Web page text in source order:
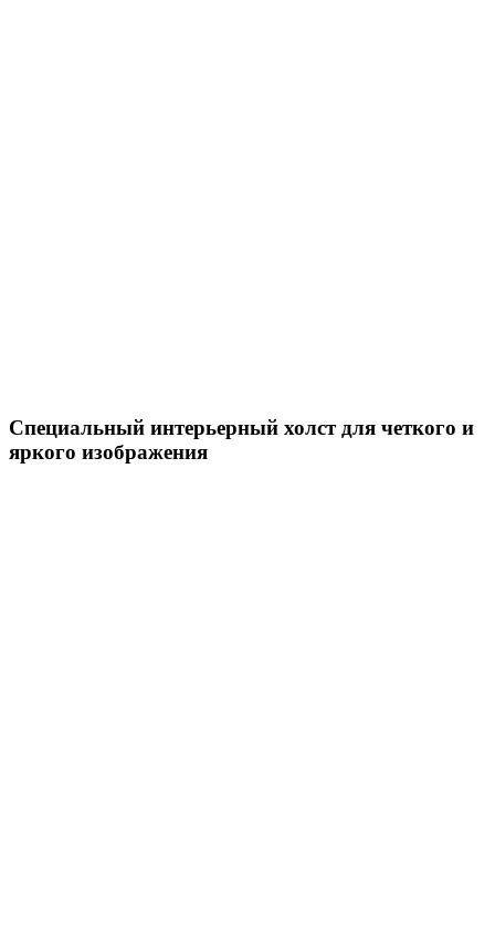
Специальный интерьерный холст для четкого и
яркого изображения